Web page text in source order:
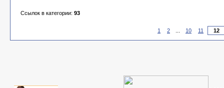
Ссылок в категории: 93
1 2 10 11